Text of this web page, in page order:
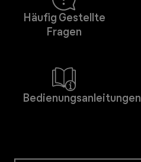
Häufig Gestellte
Fragen
Bedienungsanleitungen